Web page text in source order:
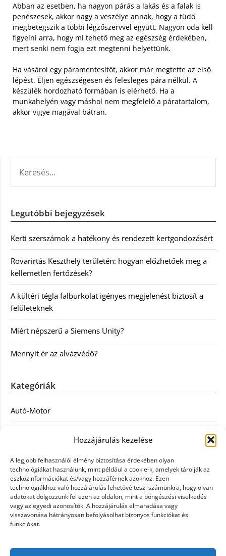
Hozzájárulás kezelése
A legjobb felhasználói élmény biztosítása érdekében olyan
technológiákat használunk, mint például a cookie-k, amelyek tárolják az
eszközinformációkat és/vagy hozzáférnek azokhoz. Ezen
technológiákhoz való hozzájárulás lehetővé teszi számunkra, hogy olyan
adatokat dolgozzunk fel ezen az oldalon, mint a böngészési viselkedés
vagy az egyedi azonosítók. A hozzájárulás elmaradása vagy
visszavonása hátrányosan befolyásolhat bizonyos funkciókat és
funkciókat.
Abban az esetben, ha nagyon párás a lakás és a falak is
penészesek, akkor nagy a veszélye annak, hogy a tüdő
megbetegszik a többi légzőszervvel együtt. Nagyon oda kell
figyelni arra, hogy mi tehető meg az egészség érdekében,
mert senki nem fogja ezt megtenni helyettünk.
Ha vásárol egy páramentesítőt, akkor már megtette az első
lépést. Éljen egészségesen és felesleges pára nélkül. A
készülék hordozható formában is elérhető. Ha a
munkahelyén vagy máshol nem megfelelő a páratartalom,
akkor vigye magával bátran.
Legutóbbi bejegyzések
Kerti szerszámok a hatékony és rendezett kertgondozásért
Rovarirtás Keszthely területén: hogyan előzhetőek meg a
kellemetlen fertőzések?
A kültéri tégla falburkolat igényes megjelenést biztosít a
felületeknek
Miért népszerű a Siemens Unity?
Mennyit ér az alvázvédő?
Kategóriák
Autó-Motor
Egészség
Egyéb
Étel
Szolgáltatás
Vásárlás